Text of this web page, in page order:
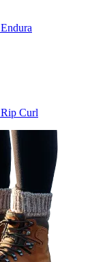
Endura
Rip Curl